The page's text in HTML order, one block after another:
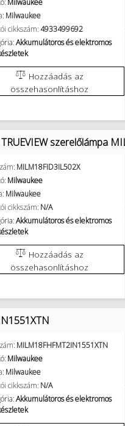
Milwaukee
Milwaukee
cikkszám:4933499692
Akkumulátoros és elektromos
összehasonlításhoz
szerelőlámpa
MILM18FID3IL502X
Milwaukee
Milwaukee
cikkszám: N/A
Akkumulátoros és elektromos
összehasonlításhoz
MILM18FHFMT2IN1551XTN
Milwaukee
Milwaukee
cikkszám: N/A
Akkumulátoros és elektromos